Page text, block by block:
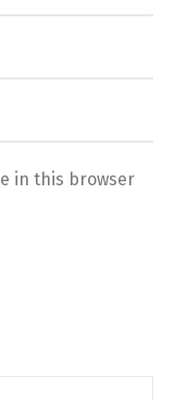
in this browser